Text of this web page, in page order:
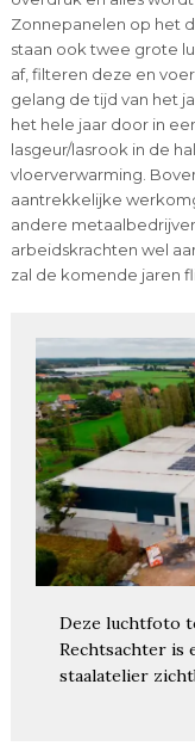
Zonnepanelen op het
staan ook twee grote
af, filteren deze en
gelang de tijd van het
het hele jaar door in
lasgeur/lasrook in de
vloerverwarming.
aantrekkelijke
andere
arbeidskrachten wel
zal de komende jaren
Deze luchtfoto
Rechtsachter is
staalatelier